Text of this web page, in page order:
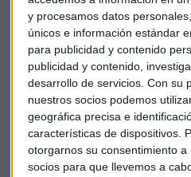
y procesamos datos
únicos e información estándar
para publicidad y contenido
publicidad y contenido,
desarrollo de servicios. Con su
nuestros socios podemos
geográfica precisa e
características de dispositivos.
otorgarnos su consentimiento
socios para que llevemos a